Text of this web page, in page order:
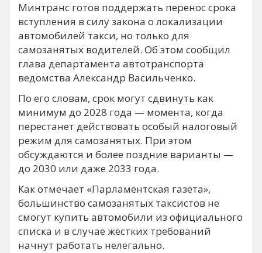
Минтранс готов поддержать перенос срока
вступления в силу закона о локализации
автомобилей такси, но только для
самозанятых водителей. Об этом сообщил
глава департамента автотранспорта
ведомства Александр Васильченко.
По его словам, срок могут сдвинуть как
минимум до 2028 года — момента, когда
перестанет действовать особый налоговый
режим для самозанятых. При этом
обсуждаются и более поздние варианты —
до 2030 или даже 2033 года.
Как отмечает «Парламентская газета»,
большинство самозанятых таксистов не
смогут купить автомобили из официального
списка и в случае жёстких требований
начнут работать нелегально.